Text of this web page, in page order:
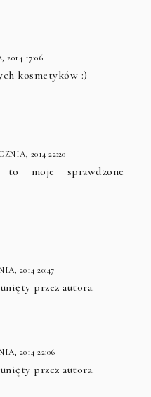
2014 17:06
kosmetyków :)
2014 22:20
to moje sprawdzone
2014 20:47
przez autora.
2014 22:06
przez autora.